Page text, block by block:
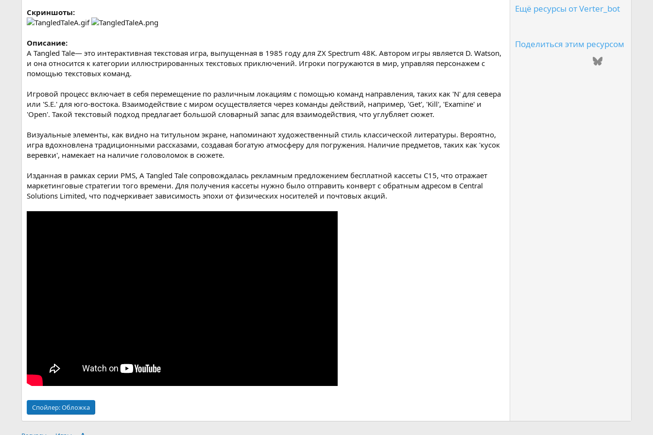
Скриншоты:
Описание:
A Tangled Tale— это интерактивная текстовая игра, выпущенная в 1985 году для ZX Spectrum 48K. Автором игры является D. Watson,
и она относится к категории иллюстрированных текстовых приключений. Игроки погружаются в мир, управляя персонажем с
помощью текстовых команд.
Игровой процесс включает в себя перемещение по различным локациям с помощью команд направления, таких как 'N' для севера
или 'S.E.' для юго-востока. Взаимодействие с миром осуществляется через команды действий, например, 'Get', 'Kill', 'Examine' и
'Open'. Такой текстовый подход предлагает большой словарный запас для взаимодействия, что углубляет сюжет.
Визуальные элементы, как видно на титульном экране, напоминают художественный стиль классической литературы. Вероятно,
игра вдохновлена традиционными рассказами, создавая богатую атмосферу для погружения. Наличие предметов, таких как 'кусок
веревки', намекает на наличие головоломок в сюжете.
Изданная в рамках серии PMS, A Tangled Tale сопровождалась рекламным предложением бесплатной кассеты C15, что отражает
маркетинговые стратегии того времени. Для получения кассеты нужно было отправить конверт с обратным адресом в Central
Solutions Limited, что подчеркивает зависимость эпохи от физических носителей и почтовых акций.
Спойлер:Обложка
0
0
з
д
Ещё ресурсы от Verter_bot
Поделиться этим ресурсом
Одноклассники
TelegramBluesky